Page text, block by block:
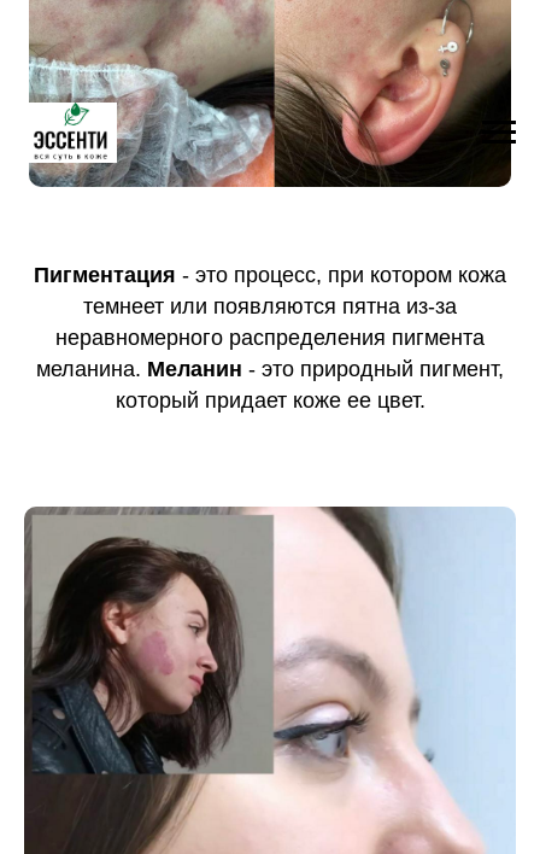
Пигментация - это процесс, при котором кожа
темнеет или появляются пятна из-за
неравномерного распределения пигмента
меланина. Меланин - это природный пигмент,
который придает коже ее цвет.